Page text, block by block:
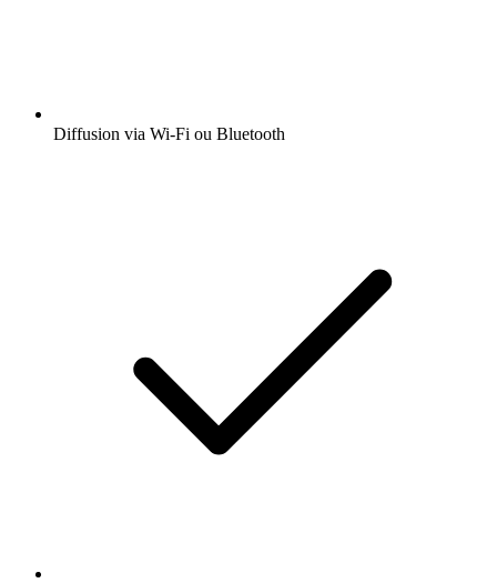
Diffusion via Wi-Fi ou Bluetooth